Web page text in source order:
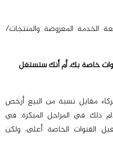
الخدمة المعروضة والمنتجات/
خاصة بك، أم أنك ستستغل
مقابل نسبة من البيع أرخص
ذلك في المراحل المبكرة. في
القنوات الخاصة أعلى، ولكن